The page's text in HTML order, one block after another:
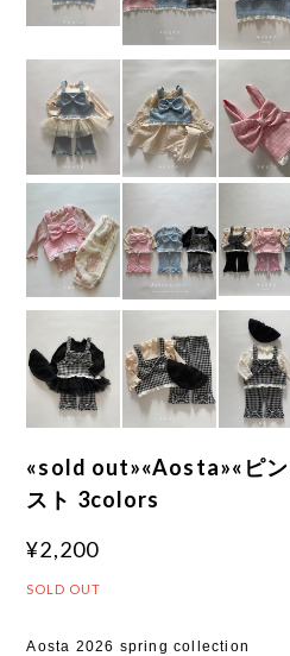
«sold out»«Aosta»«ピ
スト 3colors
¥2,200
SOLD OUT
Aosta 2026 spring collection